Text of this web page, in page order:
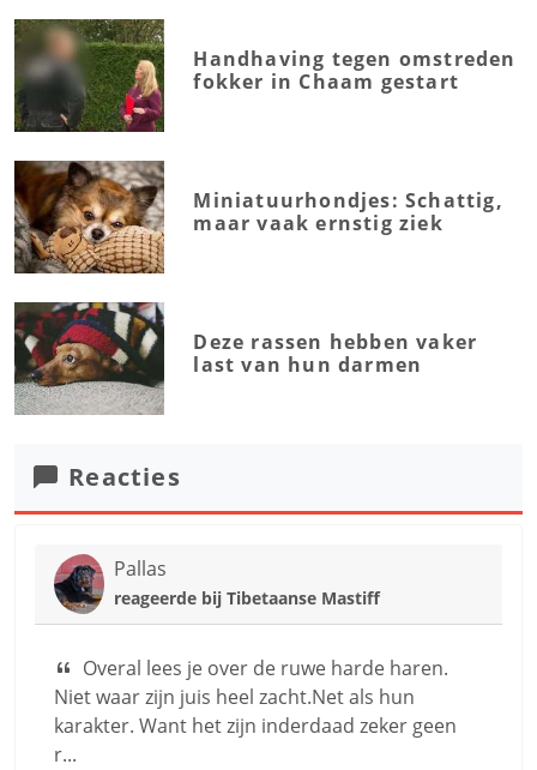
Handhaving tegen omstreden
fokker in Chaam gestart
Miniatuurhondjes: Schattig,
maar vaak ernstig ziek
Deze rassen hebben vaker
last van hun darmen
Reacties
Pallas
reageerde bij Tibetaanse Mastiff
Overal lees je over de ruwe harde haren.
Niet waar zijn juis heel zacht.Net als hun
karakter. Want het zijn inderdaad zeker geen
r...